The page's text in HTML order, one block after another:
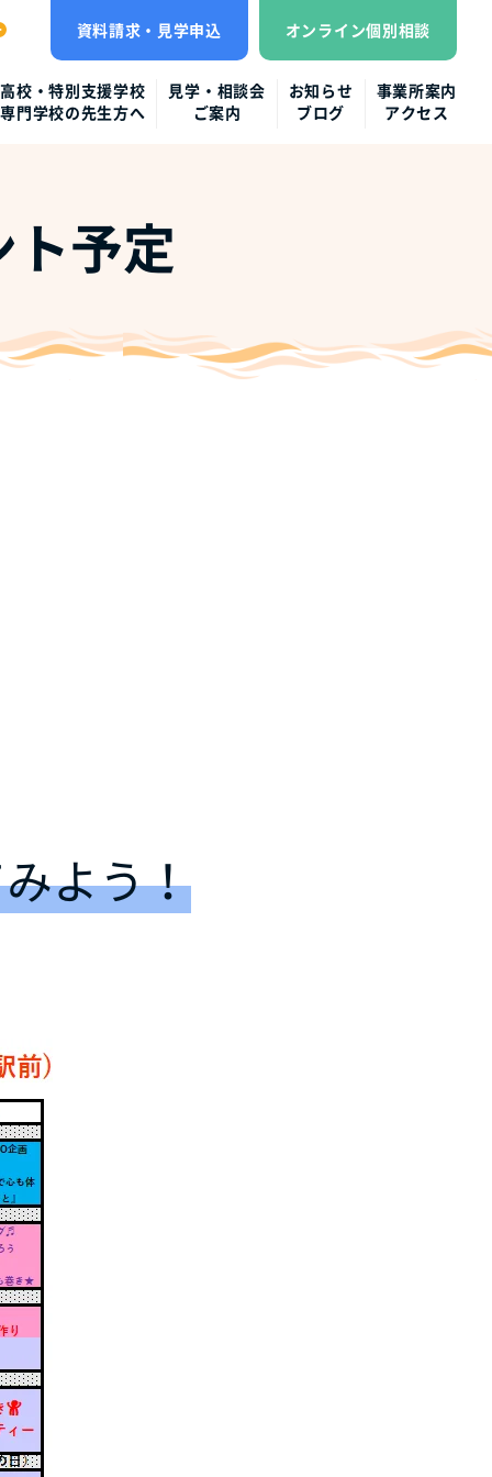
資料請求・見学申込 オンライン個別相談
高校・特別支援学校
専門学校の先生方へ
見学・相談会
ご案内
お知らせ
ブログ
事業所案内
アクセス
予定
よう！